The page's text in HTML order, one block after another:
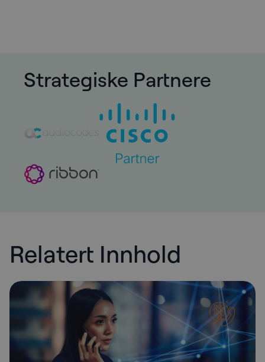
Strategiske Partnere
Relatert Innhold